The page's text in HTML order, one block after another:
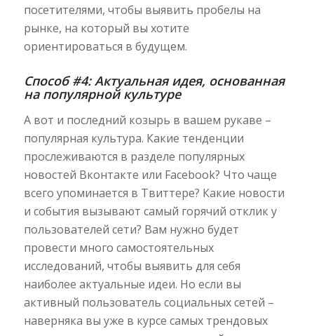
посетителями, чтобы выявить пробелы на
рынке, на который вы хотите
ориентироваться в будущем.
Способ #4: Актуальная идея, основанная
на популярной культуре
А вот и последний козырь в вашем рукаве –
популярная культура. Какие тенденции
прослеживаются в разделе популярных
новостей Вконтакте или Facebook? Что чаще
всего упоминается в Твиттере? Какие новости
и события вызывают самый горячий отклик у
пользователей сети? Вам нужно будет
провести много самостоятельных
исследований, чтобы выявить для себя
наиболее актуальные идеи. Но если вы
активный пользователь социальных сетей –
наверняка вы уже в курсе самых трендовых